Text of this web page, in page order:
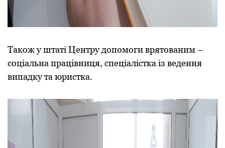
Також у штаті Центру допомоги врятованим –
соціальна працівниця, спеціалістка із ведення
випадку та юристка.